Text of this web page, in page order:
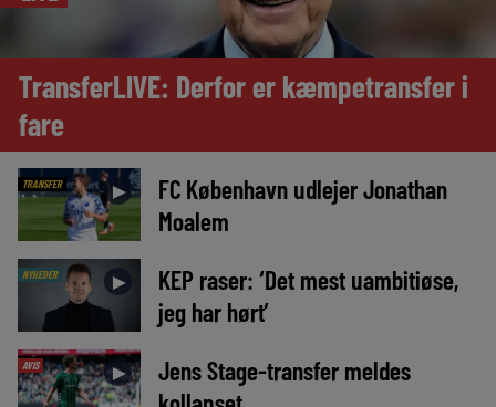
TransferLIVE: Derfor er kæmpetransfer i
fare
TRANSFER ►
FC København udlejer Jonathan
Moalem
NYHEDER ►
KEP raser: ‘Det mest uambitiøse,
jeg har hørt’
AVIS ►
Jens Stage-transfer meldes